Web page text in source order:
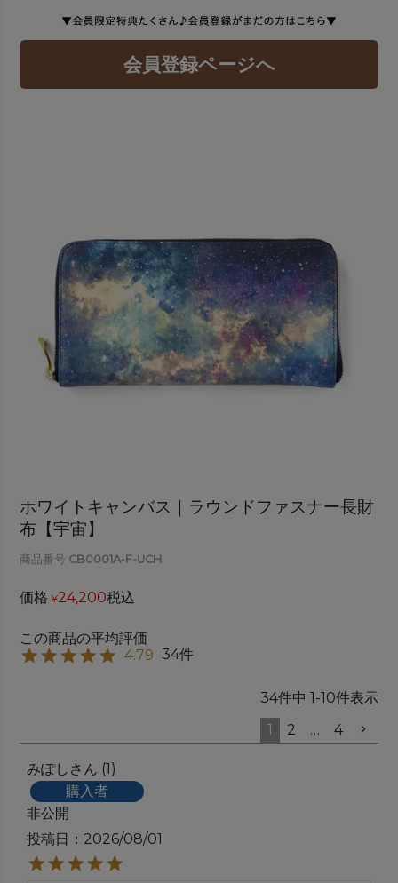
会員登録ページへ
ホワイトキャンバス｜ラウンドファスナー長財
布【宇宙】
商品番号 CB0001A-F-UCH
価格 ¥24,200税込
4.79 34
34件中 1-10件表示
1
2 … 4
みぽし
1
購入者
非公開
投稿日
2026/08/01